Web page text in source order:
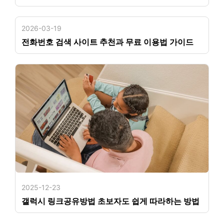
2026-03-19
전화번호 검색 사이트 추천과 무료 이용법 가이드
2025-12-23
갤럭시 링크공유방법 초보자도 쉽게 따라하는 방법